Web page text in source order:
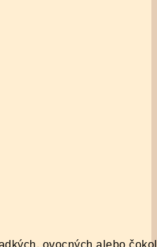
ovocných alebo